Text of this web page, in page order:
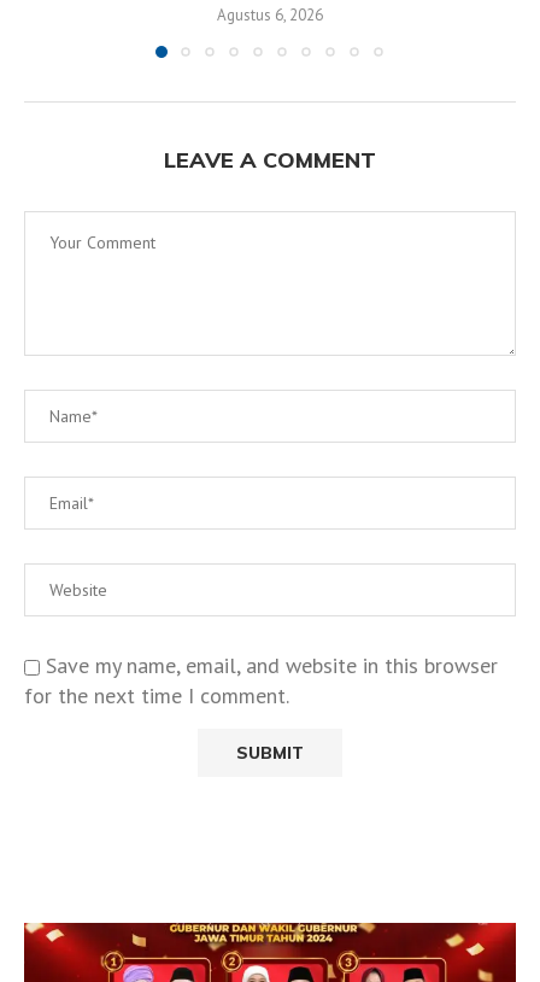
Agustus 6, 2026
LEAVE A COMMENT
Save my name, email, and website in this browser
for the next time I comment.